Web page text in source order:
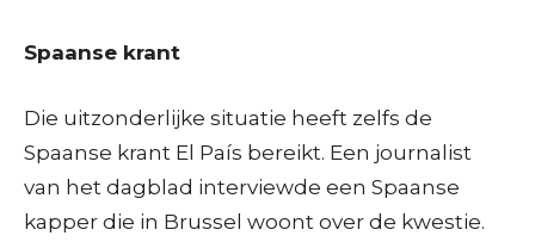
Spaanse krant
Die uitzonderlijke situatie heeft zelfs de
Spaanse krant El País bereikt. Een journalist
van het dagblad interviewde een Spaanse
kapper die in Brussel woont over de kwestie.